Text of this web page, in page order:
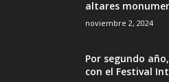
altares
noviembre 2, 2024
Por segundo
con el Festival